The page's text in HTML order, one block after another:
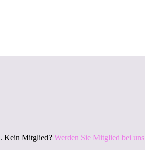
. Kein Mitglied? Werden Sie Mitglied bei uns